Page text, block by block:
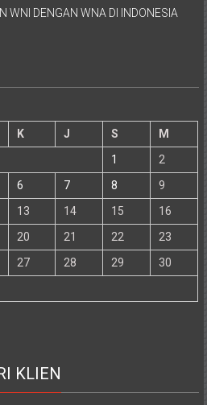
WNI DENGAN WNA DI INDONESIA
K J S
M
1
2
6 7 8
9
13 14 15
16
20 21 22
23
27 28 29
30
KLIEN